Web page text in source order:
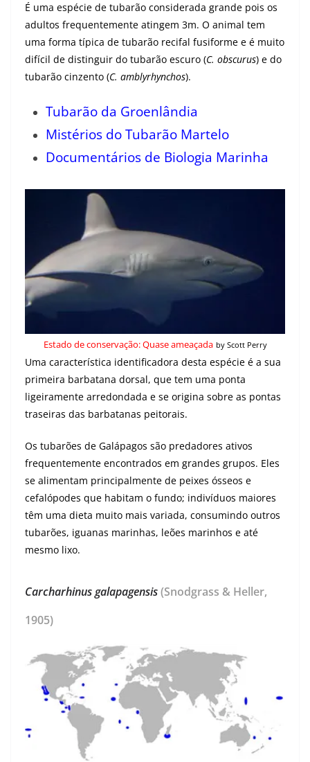
É uma espécie de tubarão considerada grande pois os
adultos frequentemente atingem 3m. O animal tem
uma forma típica de tubarão recifal fusiforme e é muito
difícil de distinguir do tubarão escuro (C. obscurus) e do
tubarão cinzento (C. amblyrhynchos).
Tubarão da Groenlândia
Mistérios do Tubarão Martelo
Documentários de Biologia Marinha
Estado de conservação: Quase ameaçada by Scott Perry
Uma característica identificadora desta espécie é a sua
primeira barbatana dorsal, que tem uma ponta
ligeiramente arredondada e se origina sobre as pontas
traseiras das barbatanas peitorais.
Os tubarões de Galápagos são predadores ativos
frequentemente encontrados em grandes grupos. Eles
se alimentam principalmente de peixes ósseos e
cefalópodes que habitam o fundo; indivíduos maiores
têm uma dieta muito mais variada, consumindo outros
tubarões, iguanas marinhas, leões marinhos e até
mesmo lixo.
Carcharhinus galapagensis(Snodgrass & Heller,
1905)